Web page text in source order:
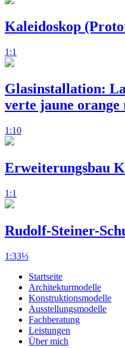
Kaleidoskop
1:1
Glasinstallation:
verte jaune orange
1:10
Erweiterungsbau
1:1
Rudolf-Steiner-
1:33⅓
Startseite
Architekturmodelle
Konstruktionsmodelle
Ausstellungsmodelle
Fachberatung
Leistungen
Über mich